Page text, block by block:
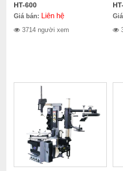
HT-600
Giá bán: Liên hệ
3714 người xem